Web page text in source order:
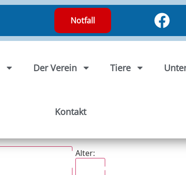
Notfall
Der Verein Tiere
Kontakt
Alter: